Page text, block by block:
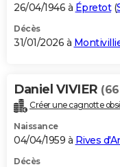
26/04/1946 à Épretot(
Décès
31/01/2026 à
Daniel VIVIER
Créer une cagnotte
Naissance
04/04/1959 à Rives
Décès